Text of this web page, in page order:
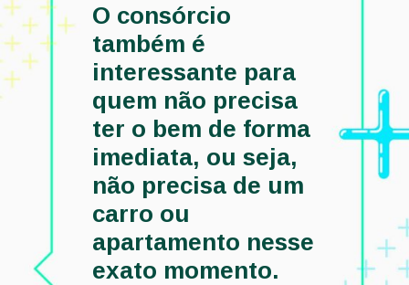
O consórcio
também é
interessante para
quem não precisa
ter o bem de forma
imediata, ou seja,
não precisa de um
carro ou
apartamento nesse
exato momento.